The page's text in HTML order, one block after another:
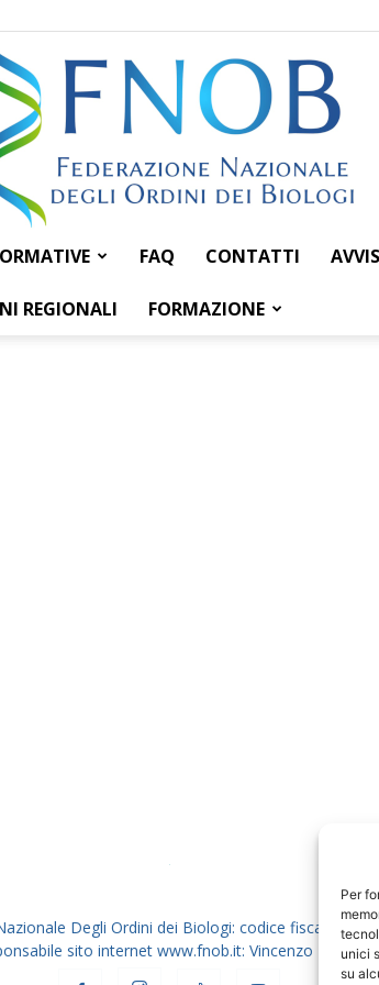
Per
unici
su
Federazione
dei
FAQ CONTATTI
REGIONALI FORMAZIONE
Degli Ordini dei Biologi: codice fiscale
sito internet www.fnob.it: Vincenzo D'Anna